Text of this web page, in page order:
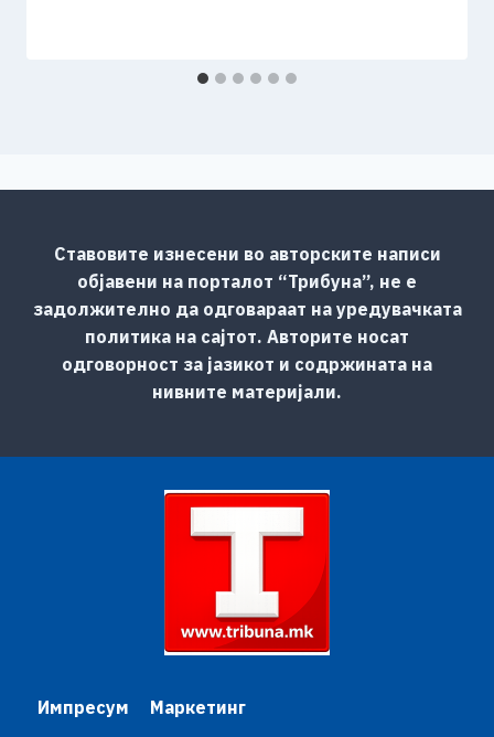
Ставовите изнесени во авторските написи
објавени на порталот “Трибуна”, не е
задолжително да одговараат на уредувачката
политика на сајтот. Авторите носат
одговорност за јазикот и содржината на
нивните материјали.
Импресум
Маркетинг